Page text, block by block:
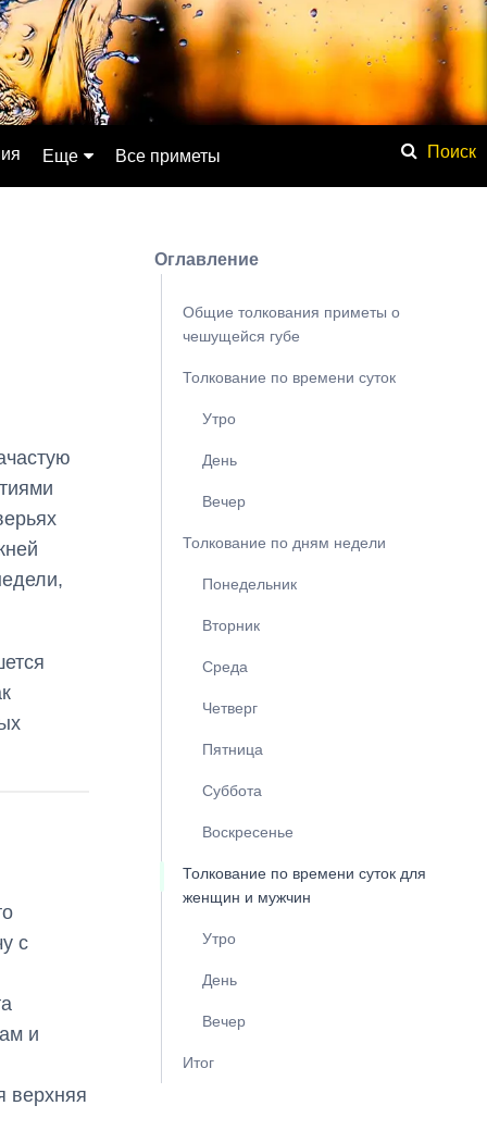
Еще
Физические явления
Сонник
Все приметы
с
и
верхняя
Оглавление
Общие толкования приметы о
чешущейся губе
Толкование по времени суток
Утро
День
Вечер
Толкование по дням недели
Понедельник
Вторник
Среда
Четверг
Пятница
Суббота
Воскресенье
Толкование по времени суток для
женщин и мужчин
Утро
День
Вечер
Итог